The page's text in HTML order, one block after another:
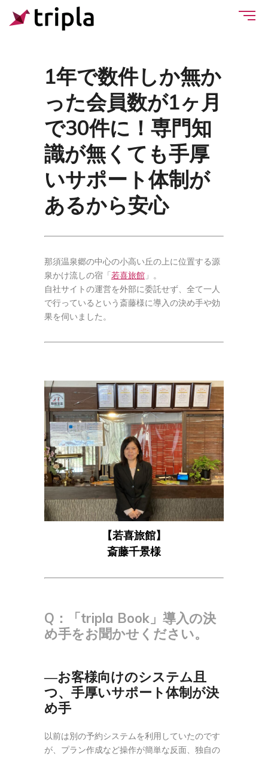
1年で数件しか無か
った会員数が1ヶ月
で30件に！専門知
識が無くても手厚
いサポート体制が
あるから安心
那須温泉郷の中心の小高い丘の上に位置する源
泉かけ流しの宿「若喜旅館 」。
自社サイトの運営を外部に委託せず、全て一人
で行っているという斎藤様に導入の決め手や効
果を伺いました。
【若喜旅館】
斎藤千景様
Q：「tripla Book」導入の決
め手をお聞かせください。
―お客様向けのシステム且
つ、手厚いサポート体制が決
め手
以前は別の予約システムを利用していたのです
が、プラン作成など操作が簡単な反面、独自の